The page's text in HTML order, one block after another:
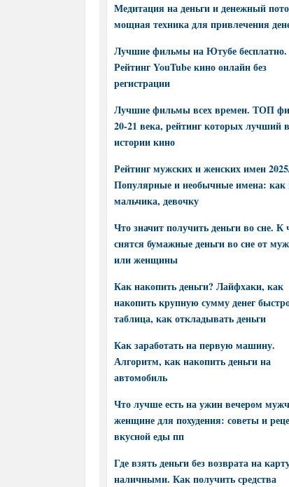
Медитация на деньги и денежный
мощная техника для привлечения
Лучшие фильмы на Ютубе бесплатно.
Рейтинг YouTube кино онлайн без
регистрации
Лучшие фильмы всех времен. ТОП
20-21 века, рейтинг которых лучший в
истории кино
Рейтинг мужских и женских имен
Популярные и необычные имена: как
мальчика, девочку
Что значит получить деньги во сне. К
снятся бумажные деньги во сне от
или женщины
Как накопить деньги? Лайфхаки, как
накопить крупную сумму денег
таблица, как откладывать деньги
Как заработать на первую машину.
Алгоритм, как накопить деньги на
автомобиль
Что лучше есть на ужин вечером
женщине для похудения: советы и
вкусной еды пп
Где взять деньги без возврата на
наличными. Как получить средства